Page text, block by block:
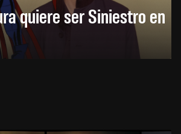
quiere ser Siniestro en